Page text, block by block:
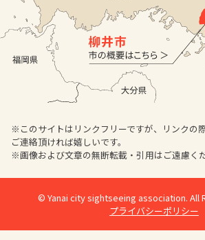
※このサイトはリンクフリーですが、リンクの
ご連絡頂ければ嬉しいです。
※画像および文章の無断転載・引用はご遠慮くだ
© Yanai city sightseeing association. All
プライバシーポリシー